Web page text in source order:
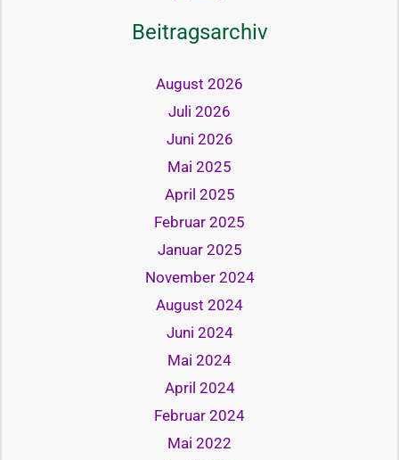
Beitragsarchiv
August 2026
Juli 2026
Juni 2026
Mai 2025
April 2025
Februar 2025
Januar 2025
November 2024
August 2024
Juni 2024
Mai 2024
April 2024
Februar 2024
Mai 2022